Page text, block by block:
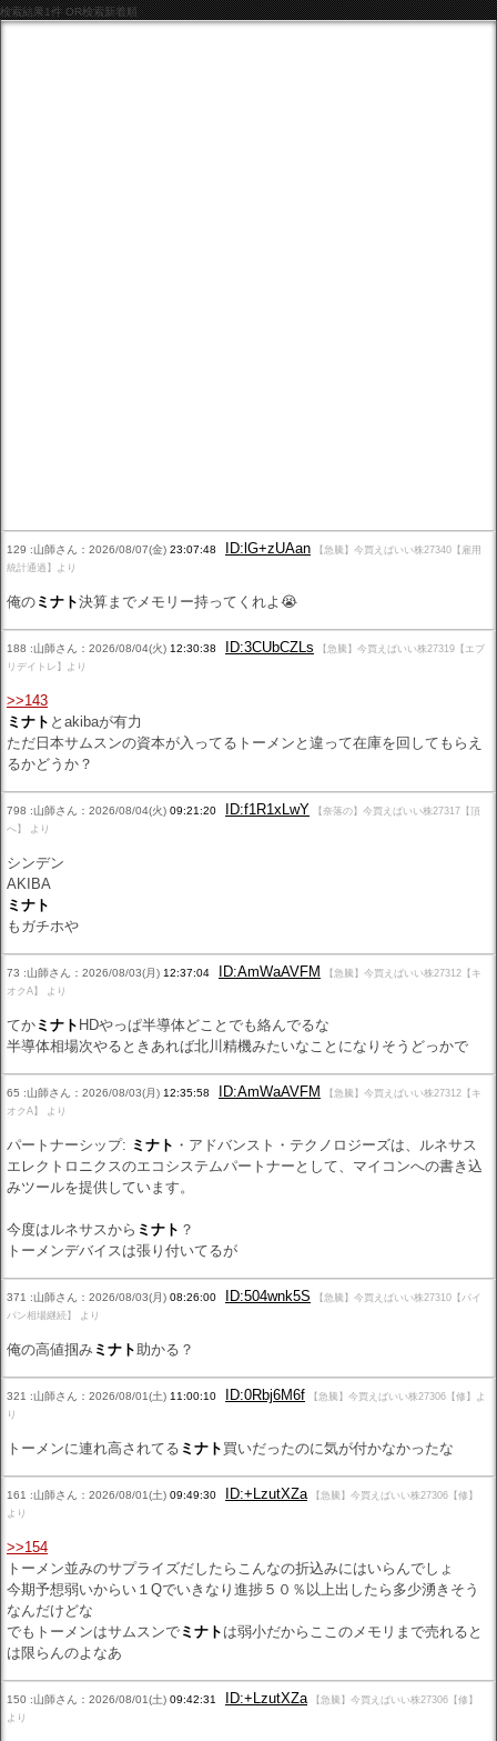
検索結果1件 OR検索新着順
129 :山師さん：2026/08/07(金) 23:07:48 ID:lG+zUAan
【急騰】今買えばいい株27340【雇用
統計通過】より
俺の ミナト決算までメモリー持ってくれよ😭
188 :山師さん：2026/08/04(火) 12:30:38 ID:3CUbCZLs
【急騰】今買えばいい株27319【エブ
リデイトレ】より
>>143
ミナト とakibaが有力
ただ日本サムスンの資本が入ってるトーメンと違って在庫を回してもらえ
るかどうか？
798 :山師さん：2026/08/04(火) 09:21:20 ID:f1R1xLwY
【奈落の】今買えばいい株27317【頂
へ】 より
シンデン
AKIBA
ミナト
もガチホや
73 :山師さん：2026/08/03(月) 12:37:04 ID:AmWaAVFM
【急騰】今買えばいい株27312【キ
オクA】 より
てか ミナト HDやっぱ半導体どことでも絡んでるな
半導体相場次やるときあれば北川精機みたいなことになりそうどっかで
65 :山師さん：2026/08/03(月) 12:35:58 ID:AmWaAVFM
【急騰】今買えばいい株27312【キ
オクA】 より
パートナーシップ: ミナト ・アドバンスト・テクノロジーズは、ルネサス
エレクトロニクスのエコシステムパートナーとして、マイコンへの書き込
みツールを提供しています。
今度はルネサスから ミナト ？
トーメンデバイスは張り付いてるが
371 :山師さん：2026/08/03(月) 08:26:00 ID:504wnk5S
【急騰】今買えばいい株27310【パイ
パン相場継続】 より
俺の高値掴み ミナト助かる？
321 :山師さん：2026/08/01(土) 11:00:10 ID:0Rbj6M6f
【急騰】今買えばいい株27306【修】よ
り
トーメンに連れ高されてる ミナト 買いだったのに気が付かなかったな
161 :山師さん：2026/08/01(土) 09:49:30 ID:+LzutXZa
【急騰】今買えばいい株27306【修】
より
>>154
トーメン並みのサプライズだしたらこんなの折込みにはいらんでしょ
今期予想弱いからい１Qでいきなり進捗５０％以上出したら多少湧きそう
なんだけどな
でもトーメンはサムスンで ミナト は弱小だからここのメモリまで売れると
は限らんのよなあ
150 :山師さん：2026/08/01(土) 09:42:31 ID:+LzutXZa
【急騰】今買えばいい株27306【修】
より